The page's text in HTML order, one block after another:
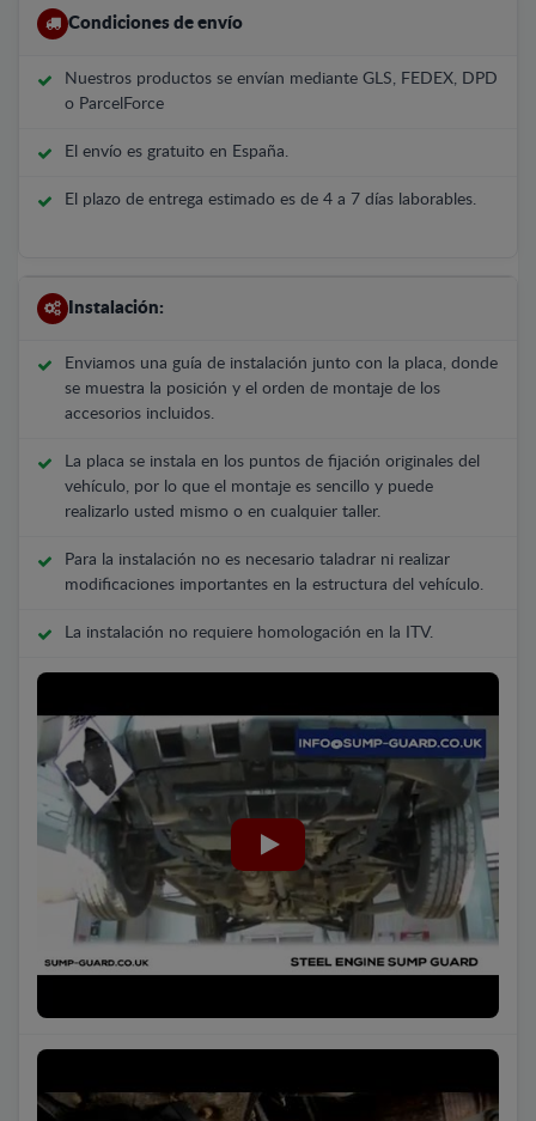
Condiciones de envío
Nuestros productos se envían mediante GLS, FEDEX, DPD
o ParcelForce
El envío es gratuito en España.
El plazo de entrega estimado es de 4 a 7 días laborables.
Instalación:
Enviamos una guía de instalación junto con la placa, donde
se muestra la posición y el orden de montaje de los
accesorios incluidos.
La placa se instala en los puntos de fijación originales del
vehículo, por lo que el montaje es sencillo y puede
realizarlo usted mismo o en cualquier taller.
Para la instalación no es necesario taladrar ni realizar
modificaciones importantes en la estructura del vehículo.
La instalación no requiere homologación en la ITV.